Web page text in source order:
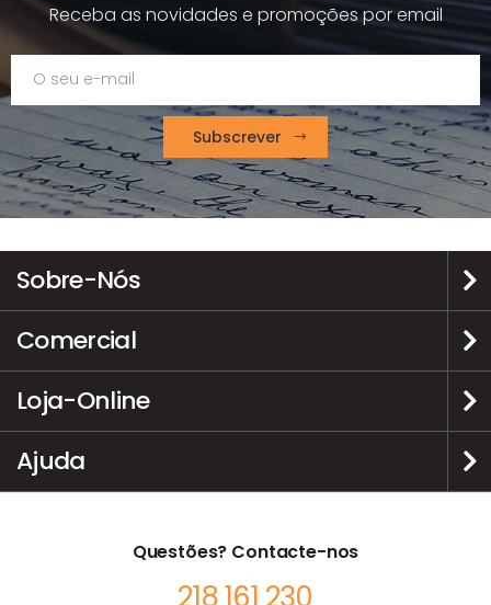
Receba as novidades e promoções por email
Subscrever
Sobre-Nós
Comercial
Loja-Online
Ajuda
Questões? Contacte-nos